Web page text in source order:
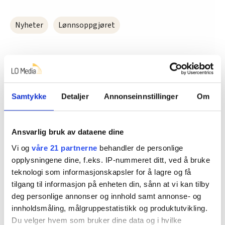
Samtykke Detaljer Annonseinnstillinger Om
Ansvarlig bruk av dataene dine
Vi og våre 21 partnerne behandler de personlige
opplysningene dine, f.eks. IP-nummeret ditt, ved å bruke
teknologi som informasjonskapsler for å lagre og få
tilgang til informasjon på enheten din, sånn at vi kan tilby
deg personlige annonser og innhold samt annonse- og
innholdsmåling, målgruppestatistikk og produktutvikling.
Du velger hvem som bruker dine data og i hvilke
Nyheter Lønnsoppgjøret
Dette er en sak fra
anlegg, vakt, renhold, asfalt og bergverk.
Les mer fra oss